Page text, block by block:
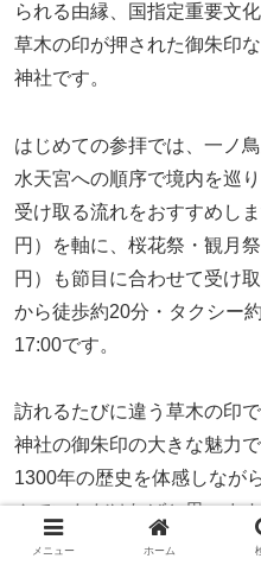
られる由縁、国指定重要文
草木の印が押された御朱印
神社です。
はじめての参拝では、一ノ
水天宮への順序で境内を巡
受け取る流れをおすすめし
円）を軸に、桜花祭・観月
円）も節目に合わせて受け
から徒歩約20分・タクシー
17:00です。
訪れるたびに違う草木の印
神社の御朱印の大きな魅力
1300年の歴史を体感しなが
んでいただければと思いま
メニュー ホーム